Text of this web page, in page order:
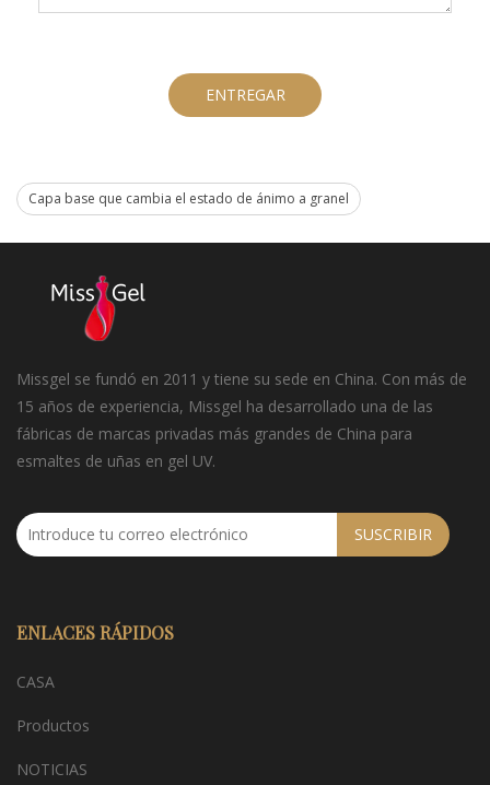
ENTREGAR
Capa base que cambia el estado de ánimo a granel
Missgel se fundó en 2011 y tiene su sede en China. Con más de
15 años de experiencia, Missgel ha desarrollado una de las
fábricas de marcas privadas más grandes de China para
esmaltes de uñas en gel UV.
SUSCRIBIR
ENLACES RÁPIDOS
CASA
Productos
NOTICIAS